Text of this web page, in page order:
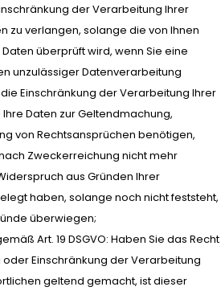
der Verarbeitung Ihrer
zu verlangen, solange die von Ihnen
überprüft wird, wenn Sie eine
unzulässiger Datenverarbeitung
Einschränkung der Verarbeitung Ihrer
Daten zur Geltendmachung,
von Rechtsansprüchen benötigen,
Zweckerreichung nicht mehr
aus Gründen Ihrer
haben, solange noch nicht feststeht,
überwiegen;
Art. 19 DSGVO: Haben Sie das Recht
Einschränkung der Verarbeitung
geltend gemacht, ist dieser